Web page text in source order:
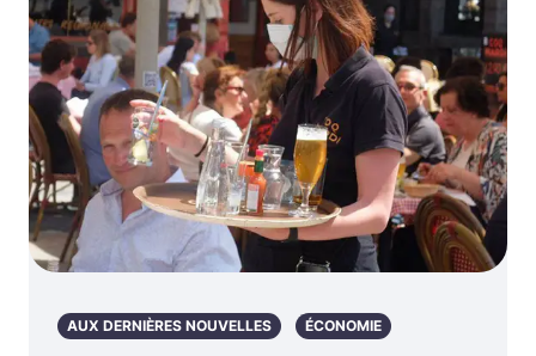
AUX DERNIÈRES NOUVELLES ÉCONOMIE